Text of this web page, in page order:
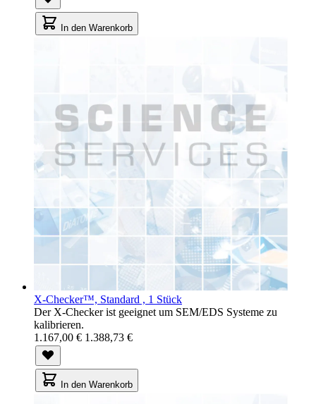
In den Warenkorb
X-Checker™, Standard , 1 Stück
Der X-Checker ist geeignet um SEM/EDS Systeme zu
kalibrieren.
1.167,00 € 1.388,73 €
In den Warenkorb